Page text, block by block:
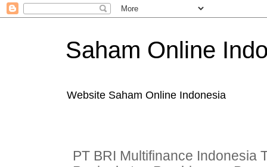
Saham Online
Website Saham Online Indonesia
PT BRI Multifinance Indonesia